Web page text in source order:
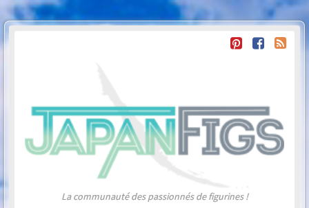
La communauté des passionnés de figurines !